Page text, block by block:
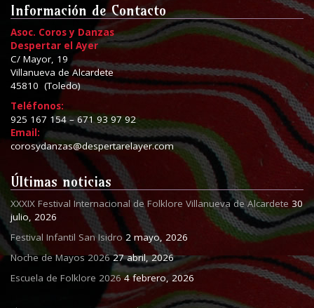
Información de Contacto
Asoc. Coros y Danzas
Despertar el Ayer
C/ Mayor, 19
Villanueva de Alcardete
45810 (Toledo)
Teléfonos:
925 167 154 – 671 93 97 92
Email:
corosydanzas@despertarelayer.com
Últimas noticias
XXXIX Festival Internacional de Folklore Villanueva de Alcardete 30
julio, 2026
Festival Infantil San Isidro 2 mayo, 2026
Noche de Mayos 2026 27 abril, 2026
Escuela de Folklore 2026 4 febrero, 2026